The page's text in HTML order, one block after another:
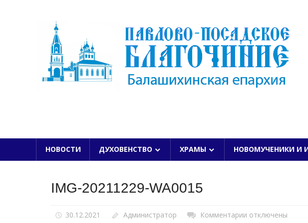
НОВОСТИ ДУХОВЕНСТВО ХРАМЫ НОВОМУЧЕНИКИ И
IMG-20211229-WA0015
30.12.2021 Администратор Комментарии котключены